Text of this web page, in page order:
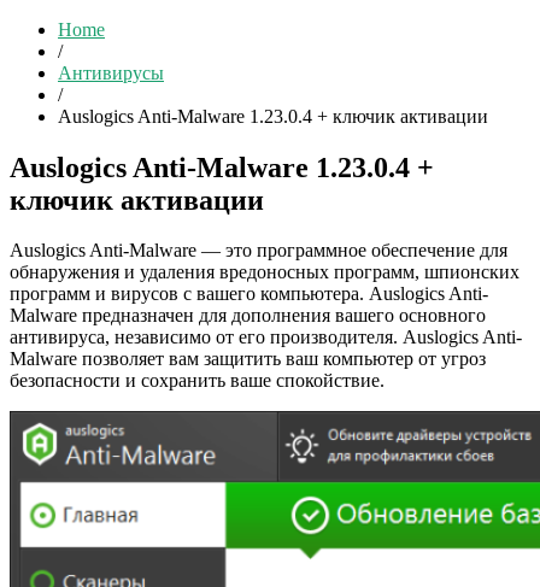
Home
/
Антивирусы
/
Auslogics Anti-Malware 1.23.0.4 + ключик активации
Auslogics Anti-Malware 1.23.0.4 +
ключик активации
Auslogics Anti-Malware — это программное обеспечение для
обнаружения и удаления вредоносных программ, шпионских
программ и вирусов с вашего компьютера. Auslogics Anti-
Malware предназначен для дополнения вашего основного
антивируса, независимо от его производителя. Auslogics Anti-
Malware позволяет вам защитить ваш компьютер от угроз
безопасности и сохранить ваше спокойствие.